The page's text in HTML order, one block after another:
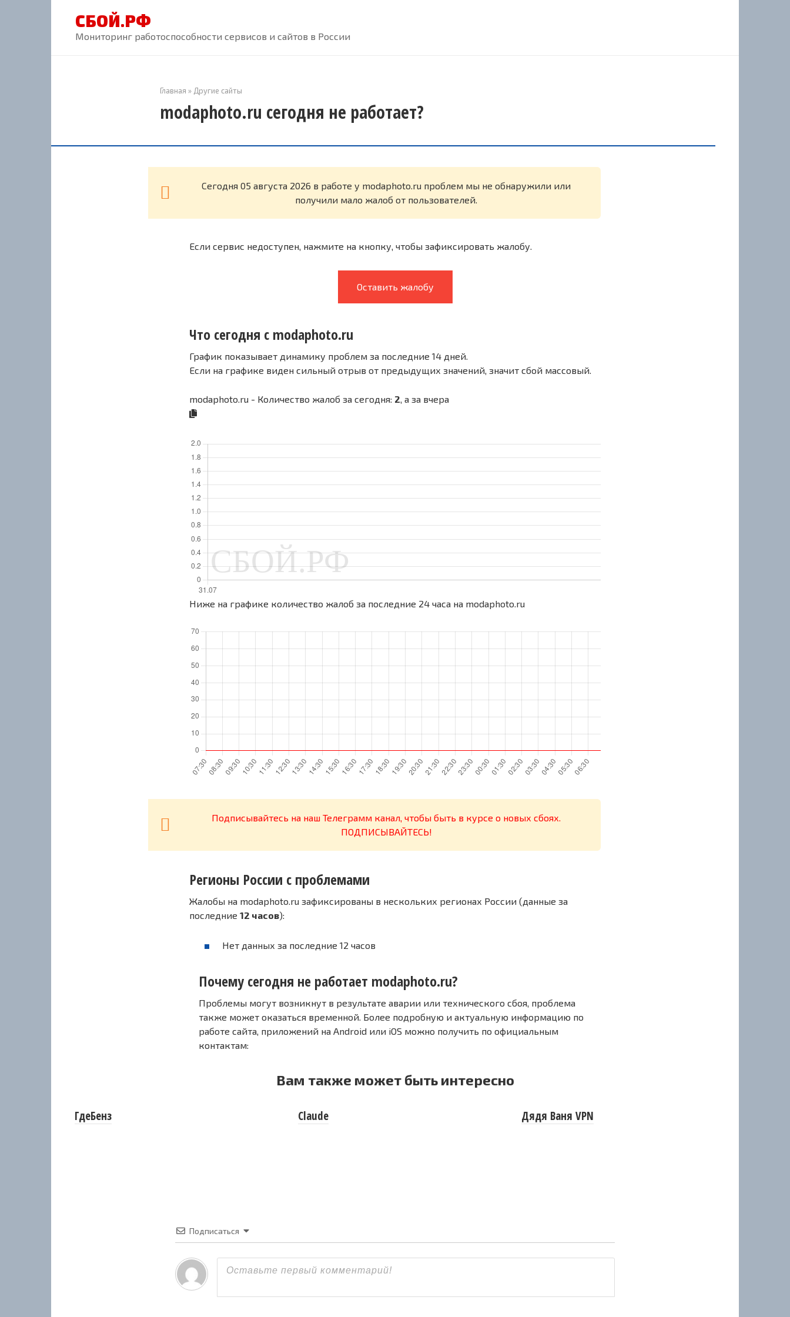
СБОЙ.РФ
Мониторинг работоспособности сервисов и сайтов в России
Главная » Другие сайты
modaphoto.ru сегодня не работает?
Cегодня 05 августа 2026 в работе у modaphoto.ru проблем мы не обнаружили или
получили мало жалоб от пользователей.
Если сервис недоступен, нажмите на кнопку, чтобы зафиксировать жалобу.
Оставить жалобу
Что сегодня с modaphoto.ru
График показывает динамику проблем за последние 14 дней.
Если на графике виден сильный отрыв от предыдущих значений, значит сбой массовый.
modaphoto.ru - Количество жалоб за сегодня: 2, а за вчера
Ниже на графике количество жалоб за последние 24 часа на modaphoto.ru
Подписывайтесь на наш Телеграмм канал, чтобы быть в курсе о новых сбоях.
ПОДПИСЫВАЙТЕСЬ!
Регионы России с проблемами
Жалобы на modaphoto.ru зафиксированы в нескольких регионах России (данные за
последние 12 часов):
Нет данных за последние 12 часов
Почему сегодня не работает modaphoto.ru?
Проблемы могут возникнут в результате аварии или технического сбоя, проблема
также может оказаться временной. Более подробную и актуальную информацию по
работе сайта, приложений на Android или iOS можно получить по официальным
контактам:
Вам также может быть интересно
ГдеБенз Claude Дядя Ваня VPN
Подписаться